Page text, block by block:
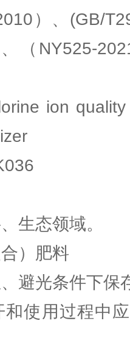
）、(GB/
（NY525-
ion
生态领域。
）肥料
避光条件下保
使用过程中